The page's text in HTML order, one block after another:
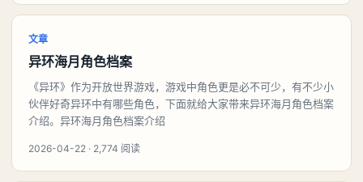
文章
异环海月角色档案
《异环》作为开放世界游戏，游戏中角色更是必不可少，有不少小
伙伴好奇异环中有哪些角色，下面就给大家带来异环海月角色档案
介绍。异环海月角色档案介绍
2026-04-22 · 2,774 阅读